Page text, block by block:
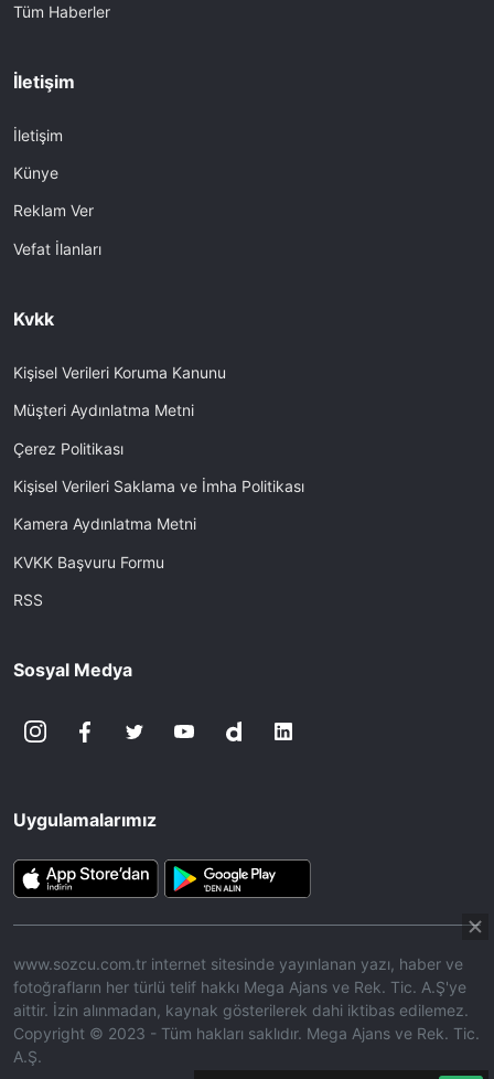
Aç
8.01%
Tüm Haberler
İletişim
İletişim
Künye
Reklam Ver
Vefat İlanları
Kvkk
Kişisel Verileri Koruma Kanunu
Müşteri Aydınlatma Metni
Çerez Politikası
Kişisel Verileri Saklama ve İmha Politikası
Kamera Aydınlatma Metni
KVKK Başvuru Formu
RSS
Sosyal Medya
Uygulamalarımız
www.sozcu.com.tr internet sitesinde yayınlanan yazı, haber ve
fotoğrafların her türlü telif hakkı Mega Ajans ve Rek. Tic. A.Ş'ye
aittir. İzin alınmadan, kaynak gösterilerek dahi iktibas edilemez.
Copyright © 2023 - Tüm hakları saklıdır. Mega Ajans ve Rek. Tic.
A.Ş.